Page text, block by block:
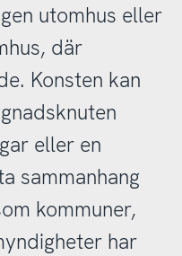
utomhus eller
där
Konsten kan
eller en
sammanhang
kommuner,
har